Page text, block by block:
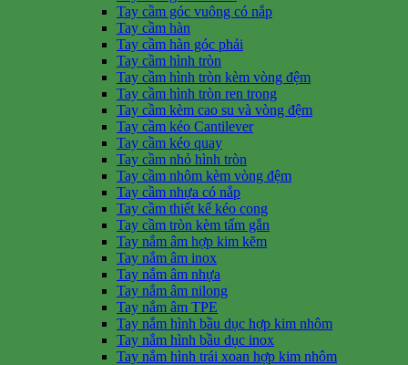
Tay cầm góc vuông có nắp
Tay cầm hàn
Tay cầm hàn góc phải
Tay cầm hình tròn
Tay cầm hình tròn kèm vòng đệm
Tay cầm hình tròn ren trong
Tay cầm kèm cao su và vòng đệm
Tay cầm kéo Cantilever
Tay cầm kéo quay
Tay cầm nhỏ hình tròn
Tay cầm nhôm kèm vòng đệm
Tay cầm nhựa có nắp
Tay cầm thiết kế kéo cong
Tay cầm tròn kèm tấm gắn
Tay nắm âm hợp kim kẽm
Tay nắm âm inox
Tay nắm âm nhựa
Tay nắm âm nilong
Tay nắm âm TPE
Tay nắm hình bầu dục hợp kim nhôm
Tay nắm hình bầu dục inox
Tay nắm hình trái xoan hợp kim nhôm